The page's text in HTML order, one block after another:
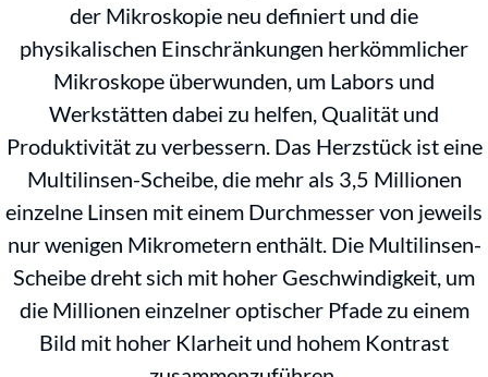
der Mikroskopie neu definiert und die
physikalischen Einschränkungen herkömmlicher
Mikroskope überwunden, um Labors und
Werkstätten dabei zu helfen, Qualität und
Produktivität zu verbessern. Das Herzstück ist eine
Multilinsen-Scheibe, die mehr als 3,5 Millionen
einzelne Linsen mit einem Durchmesser von jeweils
nur wenigen Mikrometern enthält. Die Multilinsen-
Scheibe dreht sich mit hoher Geschwindigkeit, um
die Millionen einzelner optischer Pfade zu einem
Bild mit hoher Klarheit und hohem Kontrast